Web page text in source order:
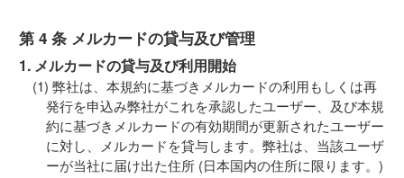
第 4 条 メルカードの貸与及び管理
1. メルカードの貸与及び利用開始
弊社は、本規約に基づきメルカードの利用もしくは再
発行を申込み弊社がこれを承認したユーザー、及び本規
約に基づきメルカードの有効期間が更新されたユーザー
に対し、メルカードを貸与します。弊社は、当該ユーザ
ーが当社に届け出た住所 (日本国内の住所に限ります。)